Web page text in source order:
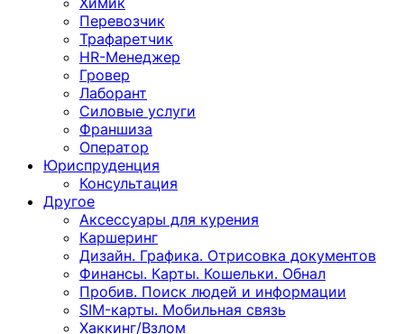
Перевозчик
Трафаретчик
HR-Менеджер
Гровер
Лаборант
Силовые услуги
Франшиза
Оператор
Юриспруденция
Консультация
Другoе
Аксессуары для курения
Каршеринг
Дизайн. Графика. Отрисовка документов
Финансы. Карты. Кошельки. Обнал
Пробив. Поиск людей и информации
SIM-карты. Мобильная связь
Хаккинг/Взлом